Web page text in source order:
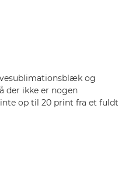
og
der ikke er nogen
op til 20 print fra et fuldt